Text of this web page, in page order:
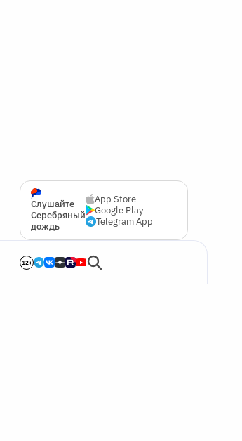
Слушайте
Серебряный
дождь
App Store
Google Play
Telegram App
12+